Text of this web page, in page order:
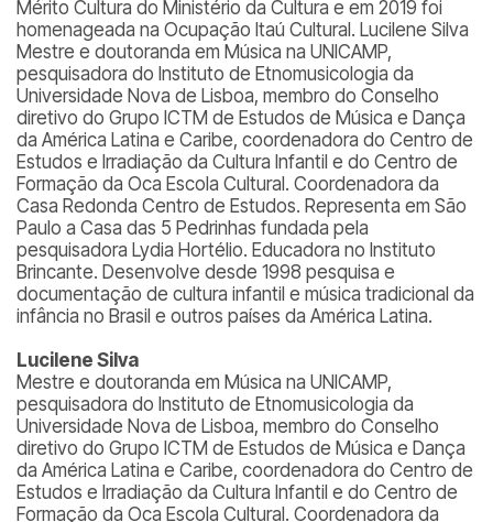
Mérito Cultura do Ministério da Cultura e em 2019 foi
homenageada na Ocupação Itaú Cultural. Lucilene Silva
Mestre e doutoranda em Música na UNICAMP,
pesquisadora do Instituto de Etnomusicologia da
Universidade Nova de Lisboa, membro do Conselho
diretivo do Grupo ICTM de Estudos de Música e Dança
da América Latina e Caribe, coordenadora do Centro de
Estudos e Irradiação da Cultura Infantil e do Centro de
Formação da Oca Escola Cultural. Coordenadora da
Casa Redonda Centro de Estudos. Representa em São
Paulo a Casa das 5 Pedrinhas fundada pela
pesquisadora Lydia Hortélio. Educadora no Instituto
Brincante. Desenvolve desde 1998 pesquisa e
documentação de cultura infantil e música tradicional da
infância no Brasil e outros países da América Latina.
Lucilene Silva
Mestre e doutoranda em Música na UNICAMP,
pesquisadora do Instituto de Etnomusicologia da
Universidade Nova de Lisboa, membro do Conselho
diretivo do Grupo ICTM de Estudos de Música e Dança
da América Latina e Caribe, coordenadora do Centro de
Estudos e Irradiação da Cultura Infantil e do Centro de
Formação da Oca Escola Cultural. Coordenadora da